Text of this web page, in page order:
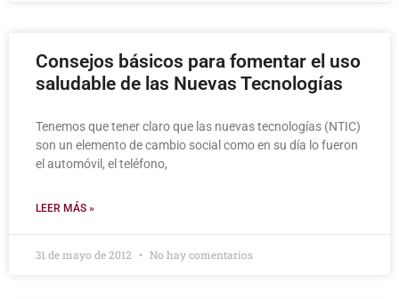
Consejos básicos para fomentar el uso
saludable de las Nuevas Tecnologías
Tenemos que tener claro que las nuevas tecnologías (NTIC)
son un elemento de cambio social como en su día lo fueron
el automóvil, el teléfono,
LEER MÁS »
31 de mayo de 2012 No hay comentarios